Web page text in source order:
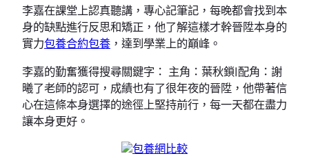
李嘉在課堂上認真聽講，專心記筆記，每晚都會找到本
身的缺點進行反思和矯正，他了解這樣才幹晉陞本身的
實力包養合約包養 ，達到學業上的巔峰。
李嘉的勤奮獲得搜尋關鍵字： 主角：葉秋鎖|配角：謝
曦了老師的認可，成績也有了很年夜的晉陞，他帶著信
心在這條本身選擇的途徑上堅持前行，每一天都在盡力
讓本身更好。
包養網比較